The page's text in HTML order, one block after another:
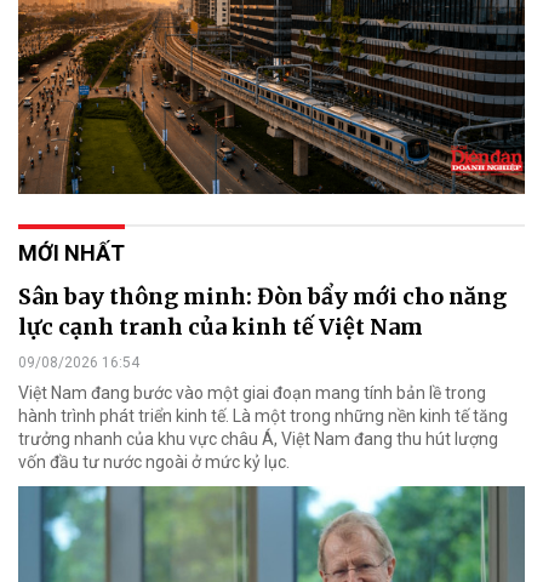
MỚI NHẤT
Sân bay thông minh: Đòn bẩy mới cho năng
lực cạnh tranh của kinh tế Việt Nam
09/08/2026 16:54
Việt Nam đang bước vào một giai đoạn mang tính bản lề trong
hành trình phát triển kinh tế. Là một trong những nền kinh tế tăng
trưởng nhanh của khu vực châu Á, Việt Nam đang thu hút lượng
vốn đầu tư nước ngoài ở mức kỷ lục.